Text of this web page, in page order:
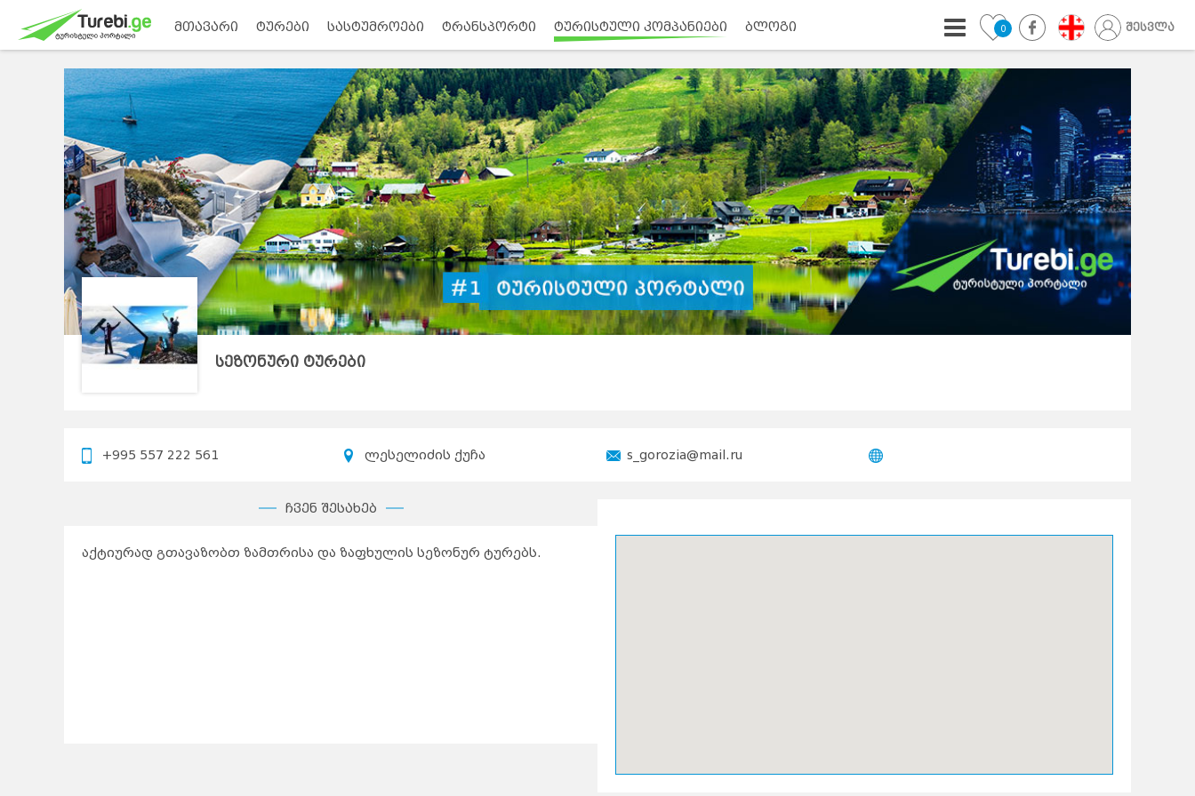
მთავარი ტურები სასტუმროები ტრანსპორტი ტურისტული კომპანიები ბლოგი 0 შესვლა
სეზონური ტურები
+995 557 222 561 ლესელიძის ქუჩა s_gorozia@mail.ru
ჩვენ შესახებ
აქტიურად გთავაზობთ ზამთრისა და ზაფხულის სეზონურ ტურებს.